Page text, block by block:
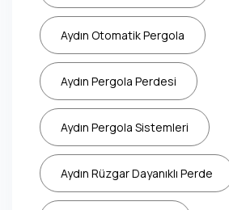
Aydın Otomatik Pergola
Aydın Pergola Perdesi
Aydın Pergola Sistemleri
Aydın Rüzgar Dayanıklı Perde